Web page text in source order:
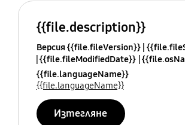
{{file.description}}
Версия {{file.fileVersion}}
{{file.fileModifiedDate}}
{{file.languageName}}
{{file.languageName}}
Изтегляне